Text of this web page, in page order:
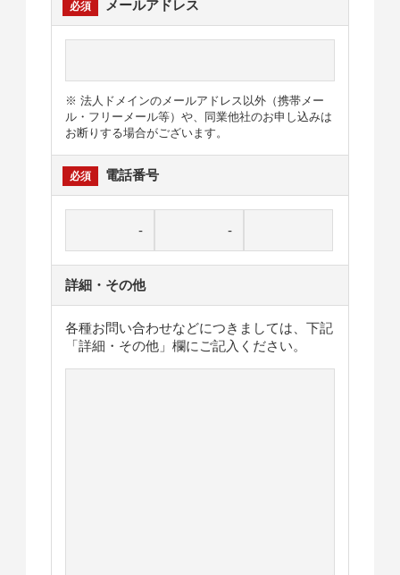
メールアドレス
※ 法人ドメインのメールアドレス以外（携帯メー
ル・フリーメール等）や、同業他社のお申し込みは
お断りする場合がございます。
電話番号
詳細・その他
各種お問い合わせなどにつきましては、下記
「詳細・その他」欄にご記入ください。